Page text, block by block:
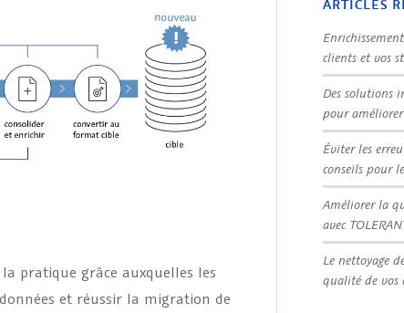
pratique grâce auxquelles les
et réussir la migration de
ARTICLES
clients et vos
Des solutions
pour
Éviter les
conseils pour
Améliorer la
avec
Le nettoyage
qualité de vos